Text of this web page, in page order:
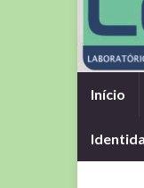
Início